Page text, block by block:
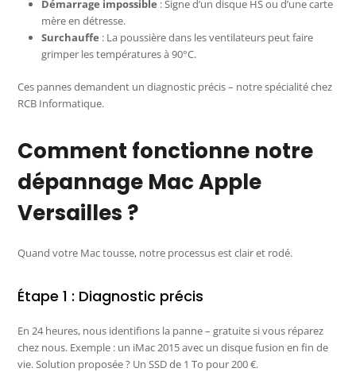
Démarrage impossible : Signe d’un disque HS ou d’une carte
mère en détresse.
Surchauffe : La poussière dans les ventilateurs peut faire
grimper les températures à 90°C.
Ces pannes demandent un diagnostic précis – notre spécialité chez
RCB Informatique.
Comment fonctionne notre
dépannage Mac Apple
Versailles ?
Quand votre Mac tousse, notre processus est clair et rodé.
Étape 1 : Diagnostic précis
En 24 heures, nous identifions la panne – gratuite si vous réparez
chez nous. Exemple : un iMac 2015 avec un disque fusion en fin de
vie. Solution proposée ? Un SSD de 1 To pour 200 €.